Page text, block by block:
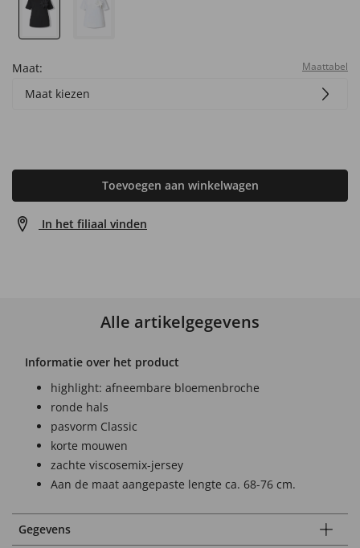
Maat: Maattabel
Maat kiezen
Toevoegen aan winkelwagen
In het filiaal vinden
Alle artikelgegevens
Informatie over het product
highlight: afneembare bloemenbroche
ronde hals
pasvorm Classic
korte mouwen
zachte viscosemix-jersey
Aan de maat aangepaste lengte ca. 68-76 cm.
Gegevens